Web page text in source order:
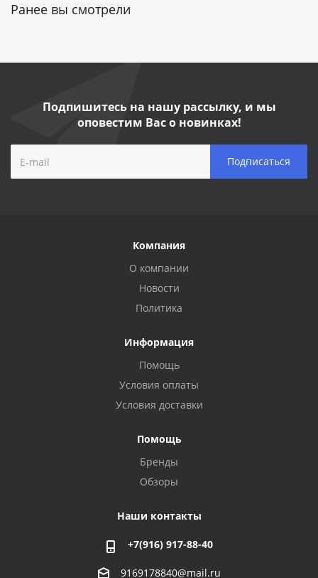
Ранее вы смотрели
Подпишитесь на нашу рассылку, и мы
оповестим Вас о новинках!
Компания
О компании
Новости
Политика
Информация
Помощь
Условия оплаты
Условия доставки
Помощь
Бренды
Обзоры
Наши контакты
+7(916) 917-88-40
9169178840@mail.ru